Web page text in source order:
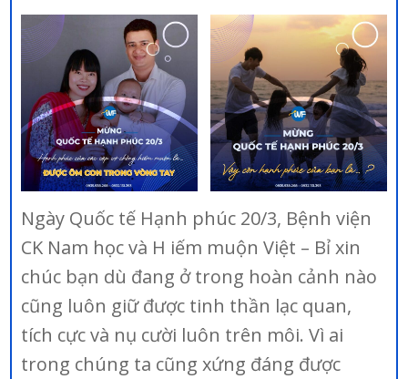
Ngày Quốc tế Hạnh phúc 20/3, Bệnh viện
CK Nam học và H iếm muộn Việt – Bỉ xin
chúc bạn dù đang ở trong hoàn cảnh nào
cũng luôn giữ được tinh thần lạc quan,
tích cực và nụ cười luôn trên môi. Vì ai
trong chúng ta cũng xứng đáng được